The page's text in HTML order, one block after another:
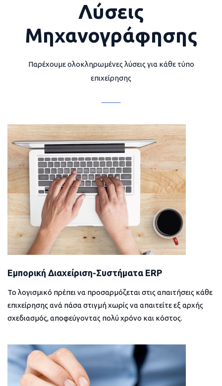
Λύσεις
Μηχανογράφησης
Παρέχουμε ολοκληρωμένες λύσεις για κάθε τύπο
επιχείρησης
Εμπορική Διαχείριση-Συστήματα ERP
Το λογισμικό πρέπει να προσαρμόζεται στις απαιτήσεις κάθε
επιχείρησης ανά πάσα στιγμή χωρίς να απαιτείτε εξ αρχής
σχεδιασμός, αποφεύγοντας πολύ χρόνο και κόστος.